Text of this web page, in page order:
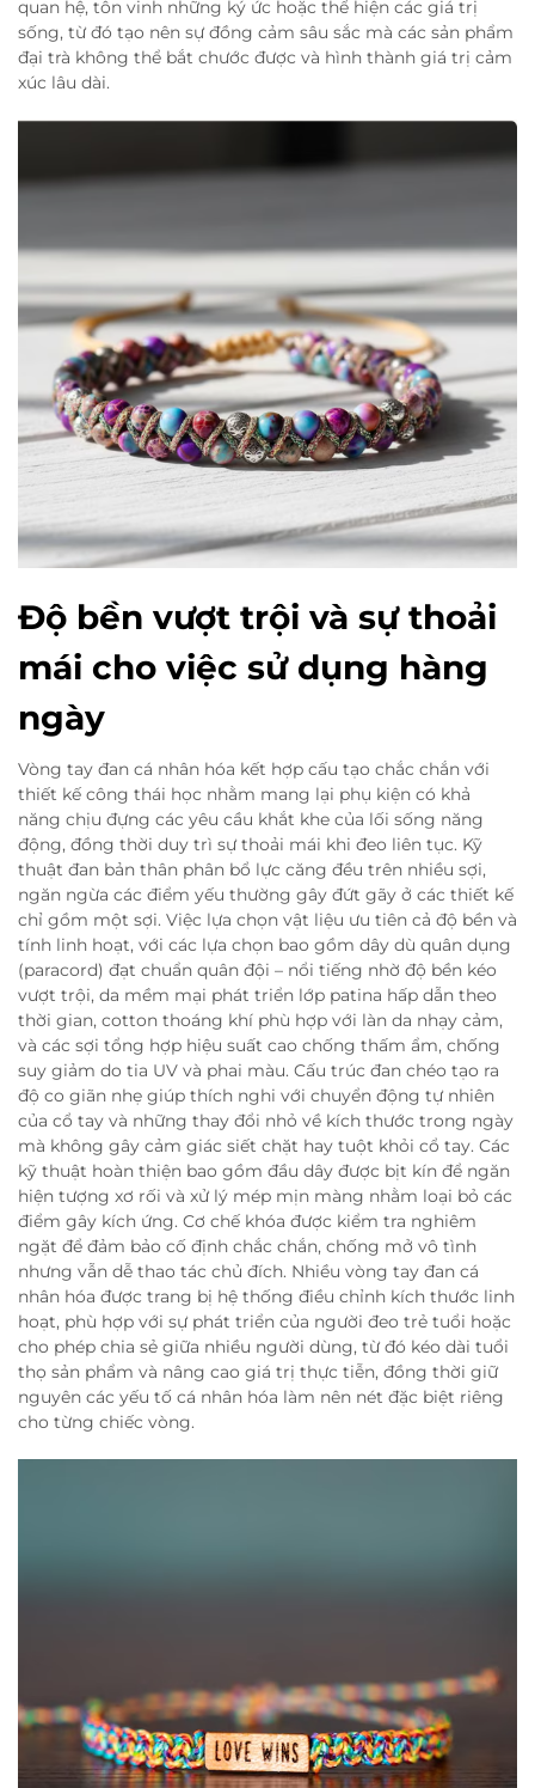
quan hệ, tôn vinh những ký ức hoặc thể hiện các giá trị
sống, từ đó tạo nên sự đồng cảm sâu sắc mà các sản phẩm
đại trà không thể bắt chước được và hình thành giá trị cảm
xúc lâu dài.
Độ bền vượt trội và sự thoải
mái cho việc sử dụng hàng
ngày
Vòng tay đan cá nhân hóa kết hợp cấu tạo chắc chắn với
thiết kế công thái học nhằm mang lại phụ kiện có khả
năng chịu đựng các yêu cầu khắt khe của lối sống năng
động, đồng thời duy trì sự thoải mái khi đeo liên tục. Kỹ
thuật đan bản thân phân bổ lực căng đều trên nhiều sợi,
ngăn ngừa các điểm yếu thường gây đứt gãy ở các thiết kế
chỉ gồm một sợi. Việc lựa chọn vật liệu ưu tiên cả độ bền và
tính linh hoạt, với các lựa chọn bao gồm dây dù quân dụng
(paracord) đạt chuẩn quân đội – nổi tiếng nhờ độ bền kéo
vượt trội, da mềm mại phát triển lớp patina hấp dẫn theo
thời gian, cotton thoáng khí phù hợp với làn da nhạy cảm,
và các sợi tổng hợp hiệu suất cao chống thấm ẩm, chống
suy giảm do tia UV và phai màu. Cấu trúc đan chéo tạo ra
độ co giãn nhẹ giúp thích nghi với chuyển động tự nhiên
của cổ tay và những thay đổi nhỏ về kích thước trong ngày
mà không gây cảm giác siết chặt hay tuột khỏi cổ tay. Các
kỹ thuật hoàn thiện bao gồm đầu dây được bịt kín để ngăn
hiện tượng xơ rối và xử lý mép mịn màng nhằm loại bỏ các
điểm gây kích ứng. Cơ chế khóa được kiểm tra nghiêm
ngặt để đảm bảo cố định chắc chắn, chống mở vô tình
nhưng vẫn dễ thao tác chủ đích. Nhiều vòng tay đan cá
nhân hóa được trang bị hệ thống điều chỉnh kích thước linh
hoạt, phù hợp với sự phát triển của người đeo trẻ tuổi hoặc
cho phép chia sẻ giữa nhiều người dùng, từ đó kéo dài tuổi
thọ sản phẩm và nâng cao giá trị thực tiễn, đồng thời giữ
nguyên các yếu tố cá nhân hóa làm nên nét đặc biệt riêng
cho từng chiếc vòng.